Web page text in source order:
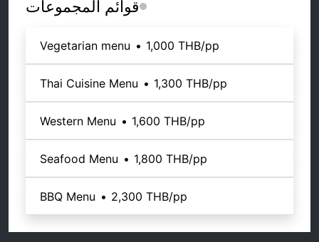
قوائم المجموعات
Vegetarian menu • 1,000 THB/pp
Thai Cuisine Menu • 1,300 THB/pp
Western Menu • 1,600 THB/pp
Seafood Menu • 1,800 THB/pp
BBQ Menu • 2,300 THB/pp